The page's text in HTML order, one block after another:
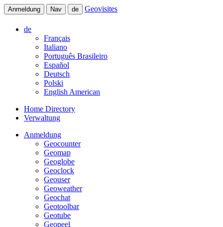
Anmeldung Nav de Geovisites
de
Français
Italiano
Português Brasileiro
Español
Deutsch
Polski
English American
Home Directory
Verwaltung
Anmeldung
Geocounter
Geomap
Geoglobe
Geoclock
Geouser
Geoweather
Geochat
Geotoolbar
Geotube
Geopeel